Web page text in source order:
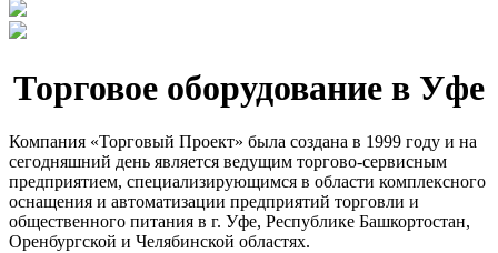
Торговое оборудование в Уфе
Компания «Торговый Проект» была создана в 1999 году и на
сегодняшний день является ведущим торгово-сервисным
предприятием, специализирующимся в области комплексного
оснащения и автоматизации предприятий торговли и
общественного питания в г. Уфе, Республике Башкортостан,
Оренбургской и Челябинской областях.